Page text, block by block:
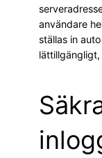
användare
ställas in